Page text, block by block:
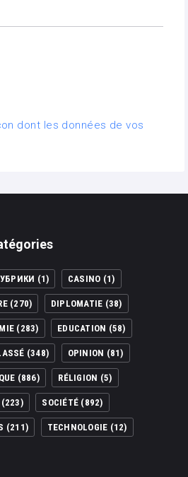
dont les données de vos
(1) CASINO (1)
(270) DIPLOMATIE (38)
(283) EDUCATION (58)
(348) OPINION (81)
(886) RÉLIGION (5)
(223) SOCIÉTÉ (892)
(211) TECHNOLOGIE (12)